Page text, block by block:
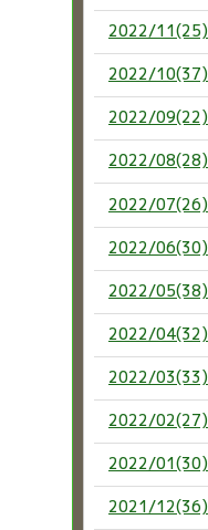
2022/11(25)
2022/10(37)
2022/09(22)
2022/08(28)
2022/07(26)
2022/06(30)
2022/05(38)
2022/04(32)
2022/03(33)
2022/02(27)
2022/01(30)
2021/12(36)